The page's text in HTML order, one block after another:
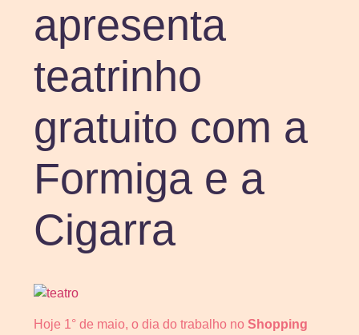
apresenta
teatrinho
gratuito com a
Formiga e a
Cigarra
Hoje 1° de maio, o dia do trabalho no Shopping